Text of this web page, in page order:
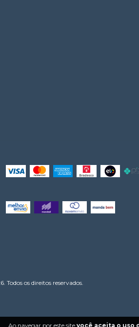
Ao navegar por este site você aceita o uso
os direitos reservados.